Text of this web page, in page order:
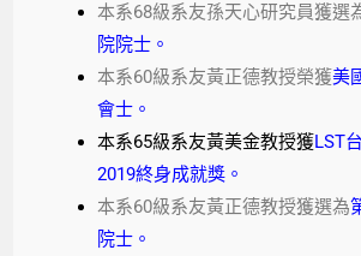
本系68級系友孫天心研究員獲選
院院士。
本系60級系友黃正德教授榮獲美
會士。
本系65級系友黃美金教授獲LST
2019終身成就獎。
本系60級系友黃正德教授獲選為
院士。